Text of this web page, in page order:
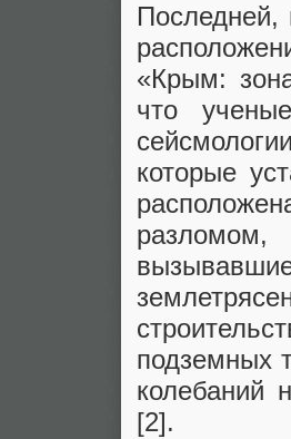
Последней,
«Крым:
что
которые
разломом,
подземных
колебаний
[2].